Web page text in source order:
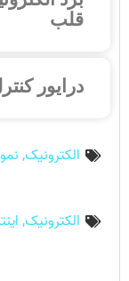
قلب
درایور
الکترونیک,
الکترونیک,